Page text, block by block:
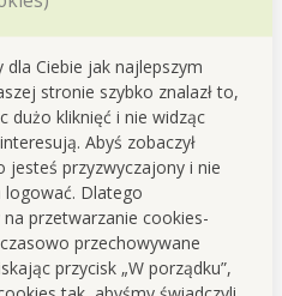
dla Ciebie jak najlepszym
stronie szybko znalazł to,
dużo kliknięć i nie widząc
Abyś zobaczył
przyzwyczajony i nie
logować. Dlatego
przetwarzanie cookies-
przechowywane
przycisk „W porządku”,
się wychodząc
a dodatkowo nie
śladów na płytkach.